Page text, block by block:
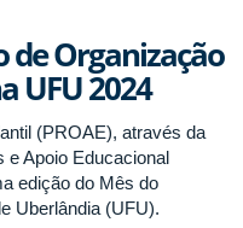
de Organização
UFU 2024
(PROAE), através da
e Apoio Educacional
edição do Mês do
Uberlândia (UFU).